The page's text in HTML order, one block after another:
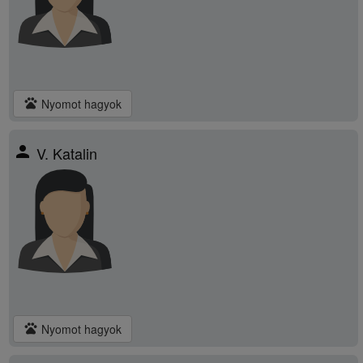
pets Nyomot hagyok
person V. Katalin
pets Nyomot hagyok